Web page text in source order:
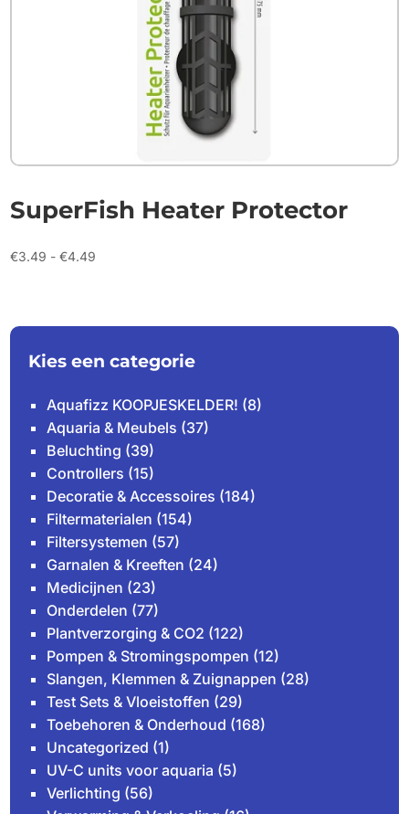
SuperFish Heater Protector
€3.49 - €4.49
Kies een categorie
Aquafizz KOOPJESKELDER! (8)
Aquaria & Meubels (37)
Beluchting (39)
Controllers (15)
Decoratie & Accessoires (184)
Filtermaterialen (154)
Filtersystemen (57)
Garnalen & Kreeften (24)
Medicijnen (23)
Onderdelen (77)
Plantverzorging & CO2 (122)
Pompen & Stromingspompen (12)
Slangen, Klemmen & Zuignappen (28)
Test Sets & Vloeistoffen (29)
Toebehoren & Onderhoud (168)
Uncategorized (1)
UV-C units voor aquaria (5)
Verlichting (56)